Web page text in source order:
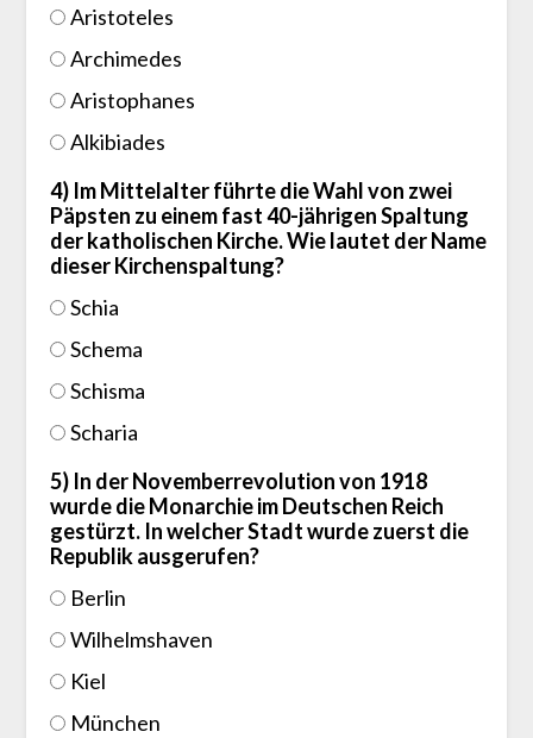
Aristoteles
Archimedes
Aristophanes
Alkibiades
4) Im Mittelalter führte die Wahl von zwei
Päpsten zu einem fast 40-jährigen Spaltung
der katholischen Kirche. Wie lautet der Name
dieser Kirchenspaltung?
Schia
Schema
Schisma
Scharia
5) In der Novemberrevolution von 1918
wurde die Monarchie im Deutschen Reich
gestürzt. In welcher Stadt wurde zuerst die
Republik ausgerufen?
Berlin
Wilhelmshaven
Kiel
München